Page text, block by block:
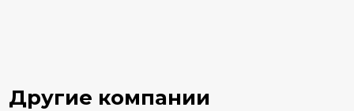
Другие компании